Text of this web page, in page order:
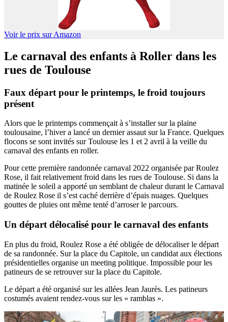
Voir le prix sur Amazon
Le carnaval des enfants à Roller dans les
rues de Toulouse
Faux départ pour le printemps, le froid toujours
présent
Alors que le printemps commençait à s’installer sur la plaine
toulousaine, l’hiver a lancé un dernier assaut sur la France. Quelques
flocons se sont invités sur Toulouse les 1 et 2 avril à la veille du
carnaval des enfants en roller.
Pour cette première randonnée carnaval 2022 organisée par Roulez
Rose, il fait relativement froid dans les rues de Toulouse. Si dans la
matinée le soleil a apporté un semblant de chaleur durant le Carnaval
de Roulez Rose il s’est caché derrière d’épais nuages. Quelques
gouttes de pluies ont même tenté d’arroser le parcours.
Un départ délocalisé pour le carnaval des enfants
En plus du froid, Roulez Rose a été obligée de délocaliser le départ
de sa randonnée. Sur la place du Capitole, un candidat aux élections
présidentielles organise un meeting politique. Impossible pour les
patineurs de se retrouver sur la place du Capitole.
Le départ a été organisé sur les allées Jean Jaurès. Les patineurs
costumés avaient rendez-vous sur les « ramblas ».